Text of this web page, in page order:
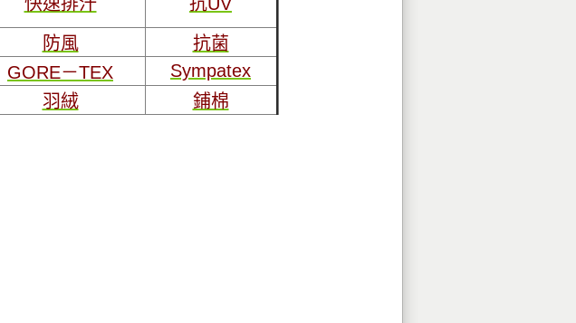
防風
抗菌
GORE－TEX
Sympatex
羽絨 鋪棉